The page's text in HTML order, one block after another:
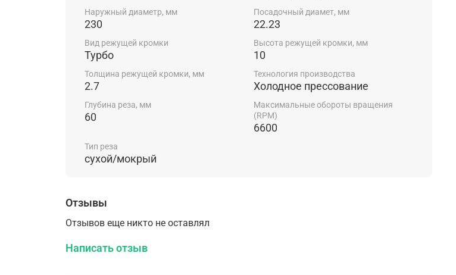
Наружный диаметр, мм
230
Посадочный диамет, мм
22.23
Вид режущей кромки
Турбо
Высота режущей кромки, мм
10
Толщина режущей кромки, мм
2.7
Технология производства
Холодное прессование
Глубина реза, мм
60
Максимальные обороты вращения
(RPM)
6600
Тип реза
сухой/мокрый
Отзывы
Отзывов еще никто не оставлял
Написать отзыв